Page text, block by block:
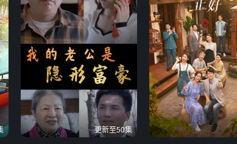
更新至50集